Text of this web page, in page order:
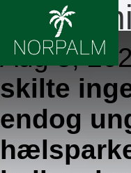
Aug 5,
skilte
endog